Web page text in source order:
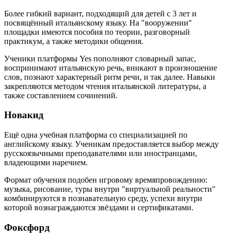
Более гибкий вариант, подходящий для детей с 3 лет и
посвящённый итальянскому языку. На "вооружении"
площадки имеются пособия по теории, разговорный
практикум, а также методики общения.
Ученики платформы Yes пополняют словарный запас,
воспринимают итальянскую речь, вникают в произношение
слов, познают характерный ритм речи, и так далее. Навыки
закрепляются методом чтения итальянской литературы, а
также составлением сочинений.
Новакид
Ещё одна учебная платформа со специализацией по
английскому языку. Ученикам предоставляется выбор между
русскоязычными преподавателями или иностранцами,
владеющими наречием.
Формат обучения подобен игровому времяпровождению:
музыка, рисование, туры внутри "виртуальной реальности"
комбинируются в познавательную среду, успехи внутри
которой вознаграждаются звёздами и сертификатами.
Фоксфорд